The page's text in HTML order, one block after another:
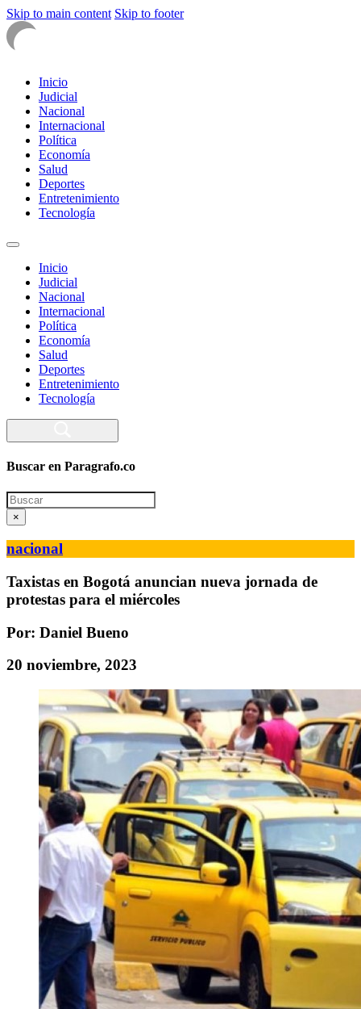
Skip to main content Skip to footer
Inicio
Judicial
Nacional
Internacional
Política
Economía
Salud
Deportes
Entretenimiento
Tecnología
Inicio
Judicial
Nacional
Internacional
Política
Economía
Salud
Deportes
Entretenimiento
Tecnología
Buscar en Paragrafo.co
Search
×
nacional
Taxistas en Bogotá anuncian nueva jornada de
protestas para el miércoles
Por: Daniel Bueno
20 noviembre, 2023